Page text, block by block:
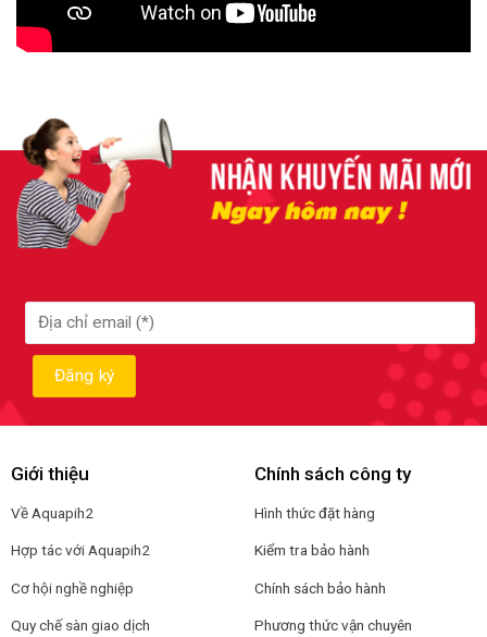
Giới thiệu
Về Aquapih2
Hợp tác với Aquapih2
Cơ hội nghề nghiệp
Quy chế sàn giao dịch
Chính sách công ty
Hình thức đặt hàng
Kiểm tra bảo hành
Chính sách bảo hành
Phương thức vận chuyên